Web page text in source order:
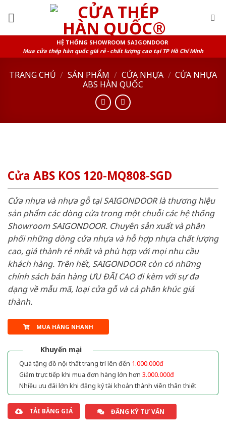
HỆ THỐNG SHOWROOM SAIGONDOOR
Mua cửa thép hàn quốc giá rẻ - chất lượng cao tại TP Hồ Chí Minh
TRANG CHỦ / SẢN PHẨM / CỬA NHỰA / CỬA NHỰA
ABS HÀN QUỐC
Cửa ABS KOS 120-MQ808-SGD
Cửa nhựa và nhựa gỗ tại SAIGONDOOR là thương hiệu
sản phẩm các dòng cửa trong một chuỗi các hệ thống
Showroom SAIGONDOOR. Chuyên sản xuất và phân
phối những dòng cửa nhựa và hỗ hợp nhựa chất lượng
cao, giá thành rẻ nhất và phù hợp với mọi nhu cầu
khách hàng. Trên hết, SAIGONDOOR còn có những
chính sách bán hàng ƯU ĐÃI CAO đi kèm với sự đa
dạng về mẫu mã, loại cửa gỗ và cả phân khúc giá
thành.
MUA HÀNG NHANH
Khuyến mại
Quà tặng đồ nội thất trang trí lên đến 1.000.000đ
Giảm trực tiếp khi mua đơn hàng lớn hơn 3.000.000đ
Nhiều ưu đãi lớn khi đăng ký tài khoản thành viên thân thiết
TẢI BẢNG GIÁ ĐĂNG KÝ TƯ VẤN